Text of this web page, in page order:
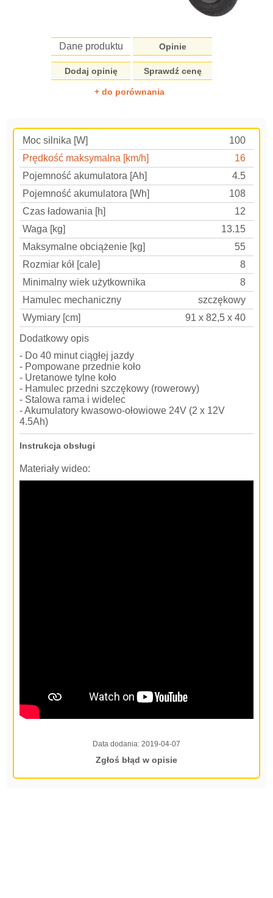
Dane produktu Opinie
Dodaj opinię Sprawdź cenę
+ do porównania
Moc silnika [W]
100
Prędkość maksymalna [km/h]
16
Pojemność akumulatora [Ah]
4.5
Pojemność akumulatora [Wh]
108
Czas ładowania [h]
12
Waga [kg]
13.15
Maksymalne obciążenie [kg]
55
Rozmiar kół [cale]
8
Minimalny wiek użytkownika
8
Hamulec mechaniczny
szczękowy
Wymiary [cm]
91 x 82,5 x 40
Dodatkowy opis
- Do 40 minut ciągłej jazdy
- Pompowane przednie koło
- Uretanowe tylne koło
- Hamulec przedni szczękowy (rowerowy)
- Stalowa rama i widelec
- Akumulatory kwasowo-ołowiowe 24V (2 x 12V
4.5Ah)
Instrukcja obsługi
Materiały wideo:
Data dodania: 2019-04-07
Zgłoś błąd w opisie